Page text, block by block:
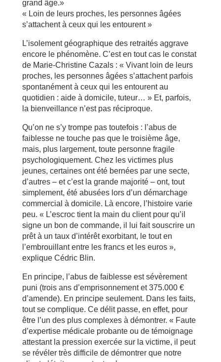
grand âge.»
« Loin de leurs proches, les personnes âgées
s’attachent à ceux qui les entourent »
L’isolement géographique des retraités aggrave
encore le phénomène. C’est en tout cas le constat
de Marie-Christine Cazals : « Vivant loin de leurs
proches, les personnes âgées s’attachent parfois
spontanément à ceux qui les entourent au
quotidien : aide à domicile, tuteur… » Et, parfois,
la bienveillance n’est pas réciproque.
Qu’on ne s’y trompe pas toutefois : l’abus de
faiblesse ne touche pas que le troisième âge,
mais, plus largement, toute personne fragile
psychologiquement. Chez les victimes plus
jeunes, certaines ont été bernées par une secte,
d’autres – et c’est la grande majorité – ont, tout
simplement, été abusées lors d’un démarchage
commercial à domicile. Là encore, l’histoire varie
peu. « L’escroc tient la main du client pour qu’il
signe un bon de commande, il lui fait souscrire un
prêt à un taux d’intérêt exorbitant, le tout en
l’embrouillant entre les francs et les euros »,
explique Cédric Blin.
En principe, l’abus de faiblesse est sévèrement
puni (trois ans d’emprisonnement et 375.000 €
d’amende). En principe seulement. Dans les faits,
tout se complique. Ce délit passe, en effet, pour
être l’un des plus complexes à démontrer. « Faute
d’expertise médicale probante ou de témoignage
attestant la pression exercée sur la victime, il peut
se révéler très difficile de démontrer que notre